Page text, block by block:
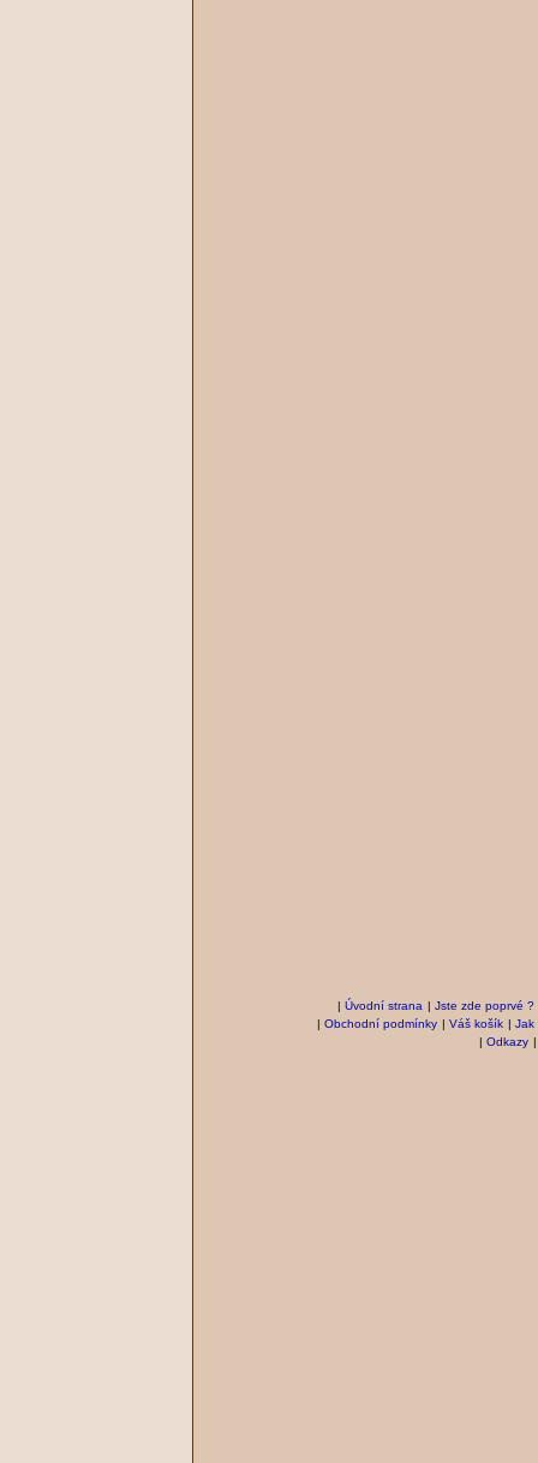
| Úvodní strana | Jste zde poprvé ?
| Obchodní podmínky | Váš košík | Jak
| Odkazy